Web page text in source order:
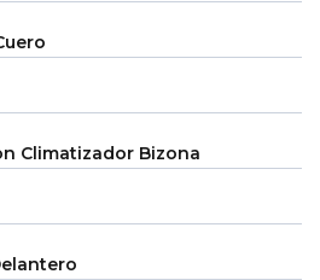
Climatizador Bizona